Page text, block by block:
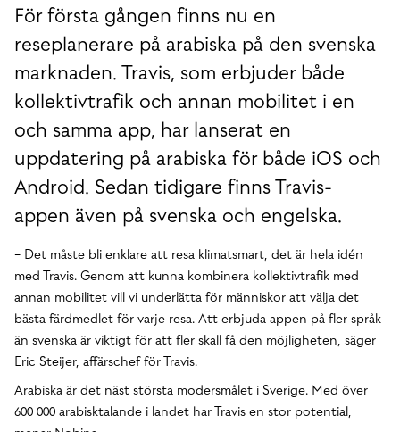
För första gången finns nu en
reseplanerare på arabiska på den svenska
marknaden. Travis, som erbjuder både
kollektivtrafik och annan mobilitet i en
och samma app, har lanserat en
uppdatering på arabiska för både iOS och
Android. Sedan tidigare finns Travis-
appen även på svenska och engelska.
− Det måste bli enklare att resa klimatsmart, det är hela idén
med Travis. Genom att kunna kombinera kollektivtrafik med
annan mobilitet vill vi underlätta för människor att välja det
bästa färdmedlet för varje resa. Att erbjuda appen på fler språk
än svenska är viktigt för att fler skall få den möjligheten, säger
Eric Steijer, affärschef för Travis.
Arabiska är det näst största modersmålet i Sverige. Med över
600 000 arabisktalande i landet har Travis en stor potential,